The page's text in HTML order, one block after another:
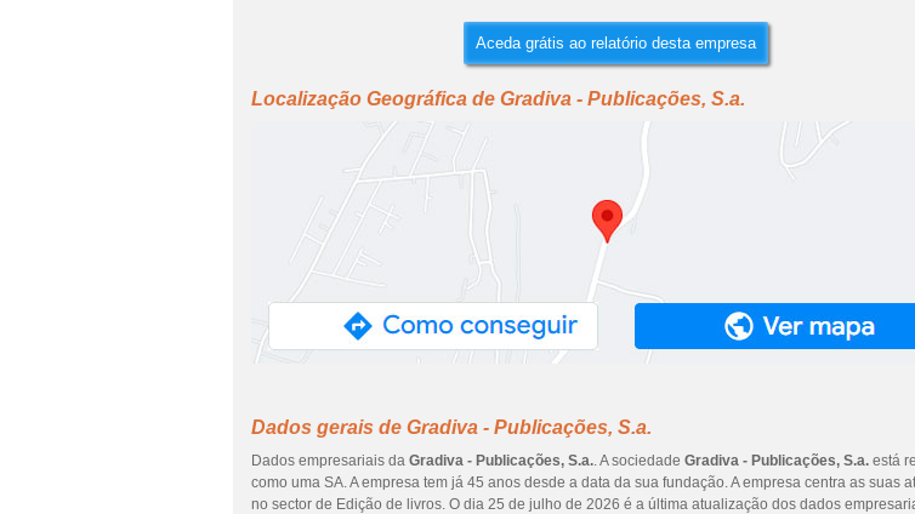
Aceda grátis ao relatório desta empresa
Localização Geográfica de Gradiva - Publicações, S.a.
Dados gerais de Gradiva - Publicações, S.a.
Dados empresariais da Gradiva - Publicações, S.a.. A sociedade Gradiva - Publicações, S.a. está
como uma SA. A empresa tem já 45 anos desde a data da sua fundação. A empresa centra as suas
no sector de Edição de livros. O dia 25 de julho de 2026 é a última atualização dos dados